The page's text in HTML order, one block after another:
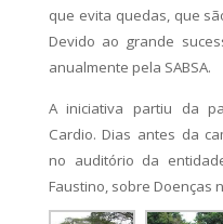
que evita quedas, que
Devido ao grande
anualmente pela SABSA.
A iniciativa partiu da
Cardio. Dias antes da
no auditório da
Faustino, sobre Doenças